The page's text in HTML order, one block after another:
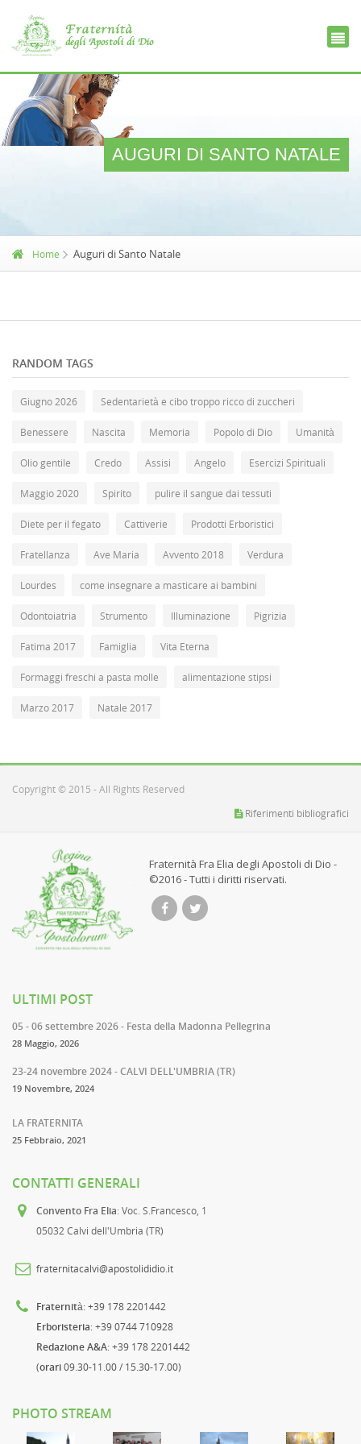
AUGURI DI SANTO NATALE
Home Auguri di Santo Natale
RANDOM TAGS
Giugno 2026 Sedentarietà e cibo troppo ricco di zuccheri
Benessere Nascita Memoria Popolo di Dio Umanità
Olio gentile Credo Assisi Angelo Esercizi Spirituali
Maggio 2020 Spirito pulire il sangue dai tessuti
Diete per il fegato Cattiverie Prodotti Erboristici
Fratellanza Ave Maria Avvento 2018 Verdura
Lourdes come insegnare a masticare ai bambini
Odontoiatria Strumento Illuminazione Pigrizia
Fatima 2017 Famiglia Vita Eterna
Formaggi freschi a pasta molle alimentazione stipsi
Marzo 2017 Natale 2017
Copyright © 2015 - All Rights Reserved
Riferimenti bibliografici
Fraternità Fra Elia degli Apostoli di Dio -
©2016 - Tutti i diritti riservati.
ULTIMI POST
05 - 06 settembre 2026 - Festa della Madonna Pellegrina
28 Maggio, 2026
23-24 novembre 2024 - CALVI DELL'UMBRIA (TR)
19 Novembre, 2024
LA FRATERNITA
25 Febbraio, 2021
CONTATTI GENERALI
Convento Fra Elia: Voc. S.Francesco, 1
05032 Calvi dell'Umbria (TR)
fraternitacalvi@apostolididio.it
Fraternità: +39 178 2201442
Erboristeria: +39 0744 710928
Redazione A&A: +39 178 2201442
(orari09.30-11.00 / 15.30-17.00)
PHOTO STREAM